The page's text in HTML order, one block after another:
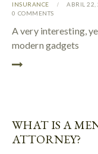
INSURANCE ABRIL 22,
0 COMMENTS
A very interesting,
modern gadgets
WHAT IS A
ATTORNEY?